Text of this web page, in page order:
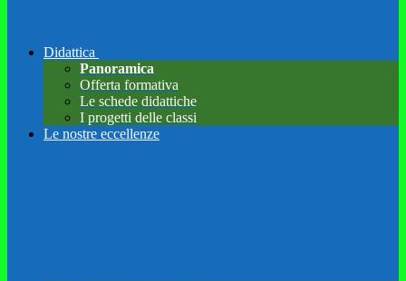
Didattica
Panoramica
Offerta formativa
Le schede didattiche
I progetti delle classi
Le nostre eccellenze